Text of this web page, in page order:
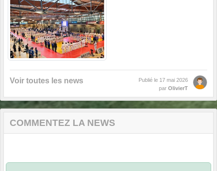
Voir toutes les news Publié le 17 mai 2026
par OlivierT
COMMENTEZ LA NEWS